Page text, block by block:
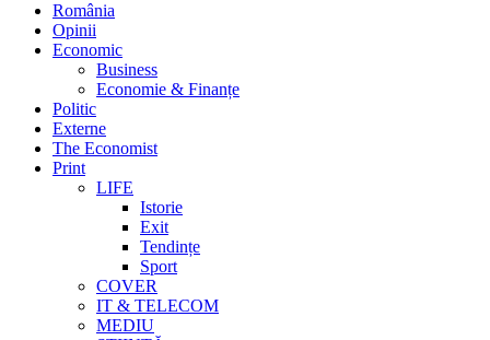
România
Opinii
Economic
Business
Economie & Finanțe
Politic
Externe
The Economist
Print
LIFE
Istorie
Exit
Tendințe
Sport
COVER
IT & TELECOM
MEDIU